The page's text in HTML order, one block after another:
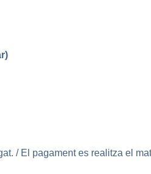
/ El pagament es realitza el